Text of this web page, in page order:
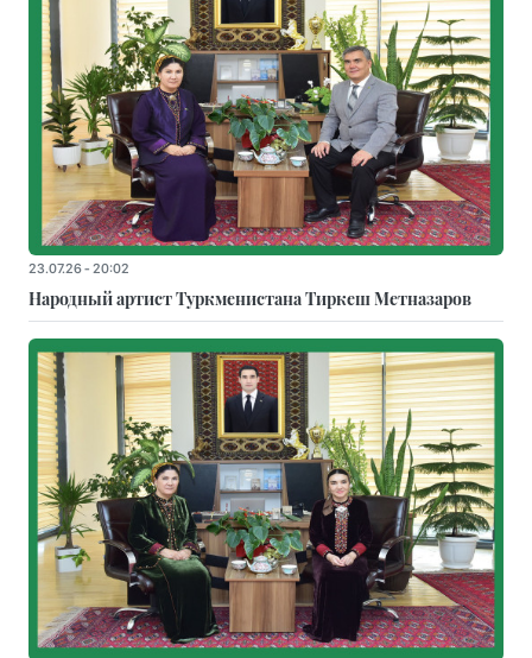
23.07.26 - 20:02
Народный артист Туркменистана Тиркеш Мeтназаров